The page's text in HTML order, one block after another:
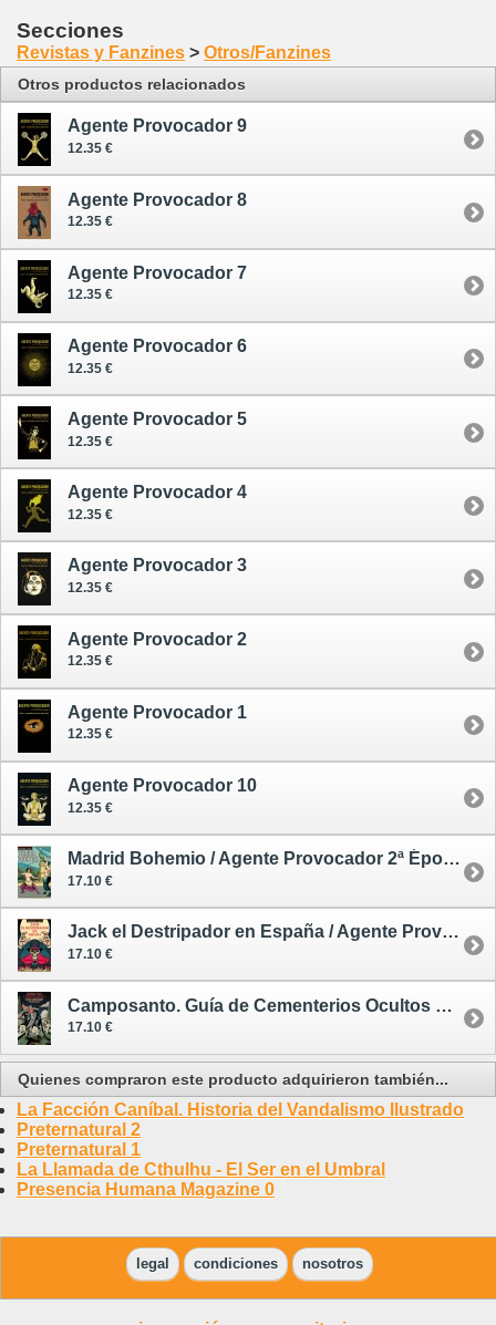
Secciones
Revistas y Fanzines > Otros/Fanzines
Otros productos relacionados
Agente Provocador 9
12.35 €
Agente Provocador 8
12.35 €
Agente Provocador 7
12.35 €
Agente Provocador 6
12.35 €
Agente Provocador 5
12.35 €
Agente Provocador 4
12.35 €
Agente Provocador 3
12.35 €
Agente Provocador 2
12.35 €
Agente Provocador 1
12.35 €
Agente Provocador 10
12.35 €
Madrid Bohemio / Agente Provocador 2ª Época 1
17.10 €
Jack el Destripador en España / Agente Provocador 2ª Época 2
17.10 €
Camposanto. Guía de Cementerios Ocultos de Madrid y Barcelona / Agente Provocador 2ª Época 3
17.10 €
Quienes compraron este producto adquirieron también...
La Facción Caníbal. Historia del Vandalismo Ilustrado
Preternatural 2
Preternatural 1
La Llamada de Cthulhu - El Ser en el Umbral
Presencia Humana Magazine 0
legal condiciones nosotros